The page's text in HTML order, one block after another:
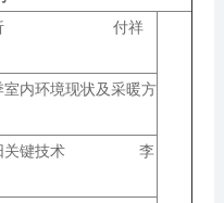
候分析 付祥
内环境现状及采暖方
遮阳关键技术 李